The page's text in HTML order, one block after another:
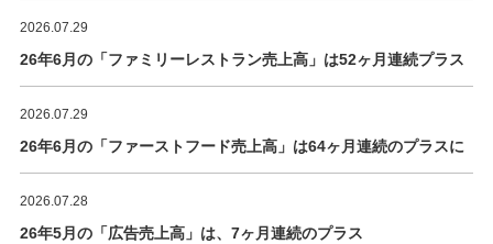
2026.07.29
26年6月の「ファミリーレストラン売上高」は52ヶ月連続プラス
2026.07.29
26年6月の「ファーストフード売上高」は64ヶ月連続のプラスに
2026.07.28
26年5月の「広告売上高」は、7ヶ月連続のプラス